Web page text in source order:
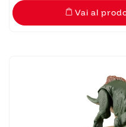
Vai al